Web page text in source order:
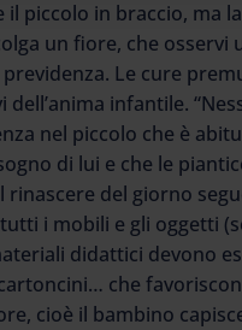
piccolo in braccio, ma
un fiore, che
Le cure
infantile.
nel piccolo che è
di lui e che le
del giorno
i mobili e gli oggetti
didattici devono
che
cioè il bambino